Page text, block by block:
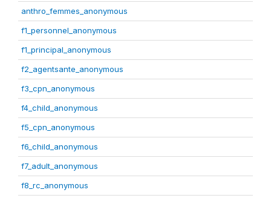
anthro_femmes_anonymous
f1_personnel_anonymous
f1_principal_anonymous
f2_agentsante_anonymous
f3_cpn_anonymous
f4_child_anonymous
f5_cpn_anonymous
f6_child_anonymous
f7_adult_anonymous
f8_rc_anonymous